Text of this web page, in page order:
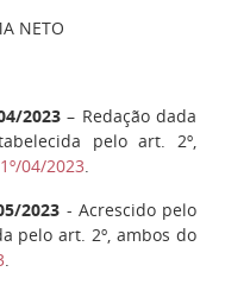
NETO
2023 – Redação dada
pelo art. 2º,
04/2023.
2023 - Acrescido pelo
pelo art. 2º, ambos do
.